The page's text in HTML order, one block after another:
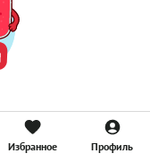
Избранное Профиль